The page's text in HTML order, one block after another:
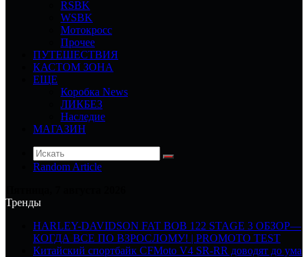
RSBK
WSBK
Мотокросс
Прочее
ПУТЕШЕСТВИЯ
КАСТОМ ЗОНА
ЕЩЕ
Коробка News
ЛИКБЕЗ
Наследие
МАГАЗИН
Random Article
Тренды
HARLEY-DAVIDSON FAT BOB 122 STAGE 3 ОБЗОР—
КОГДА ВСЕ ПО ВЗРОСЛОМУ! | PROMOTO TEST
Китайский спортбайк CFMoto V4 SR-RR доводят до ума